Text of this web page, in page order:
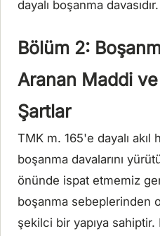
dayalı boşanma davasıdır.
Bölüm 2:
Aranan Maddi
Şartlar
TMK m. 165'e dayalı akıl
boşanma davalarını
önünde ispat etmemiz
boşanma sebeplerinden
şekilci bir yapıya